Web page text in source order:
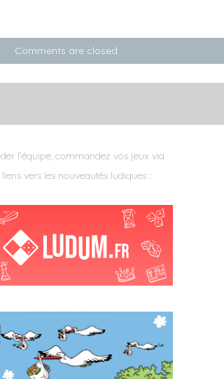
Comments are closed.
l'équipe, commandez vos jeux via
liens vers les nouveautés ludiques :